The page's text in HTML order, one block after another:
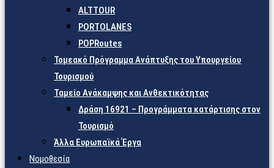
ALTTOUR
PORTOLANES
POPRoutes
Τομεακό Πρόγραμμα Ανάπτυξης του Υπουργείου
Τουρισμού
Ταμείο Ανάκαμψης και Ανθεκτικότητας
Δράση 16921 – Προγράμματα κατάρτισης στον
Τουρισμό
Άλλα Ευρωπαϊκά Έργα
Νομοθεσία